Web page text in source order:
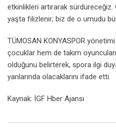
etkinlikleri artırarak
yaşta filizlenir; biz de o umudu
TÜMOSAN KONYASPOR
çocuklar hem de takım
olduğunu belirterek, spora ilgi
yanlarında olacaklarını ifade etti.
Kaynak: İGF Hber Ajansı